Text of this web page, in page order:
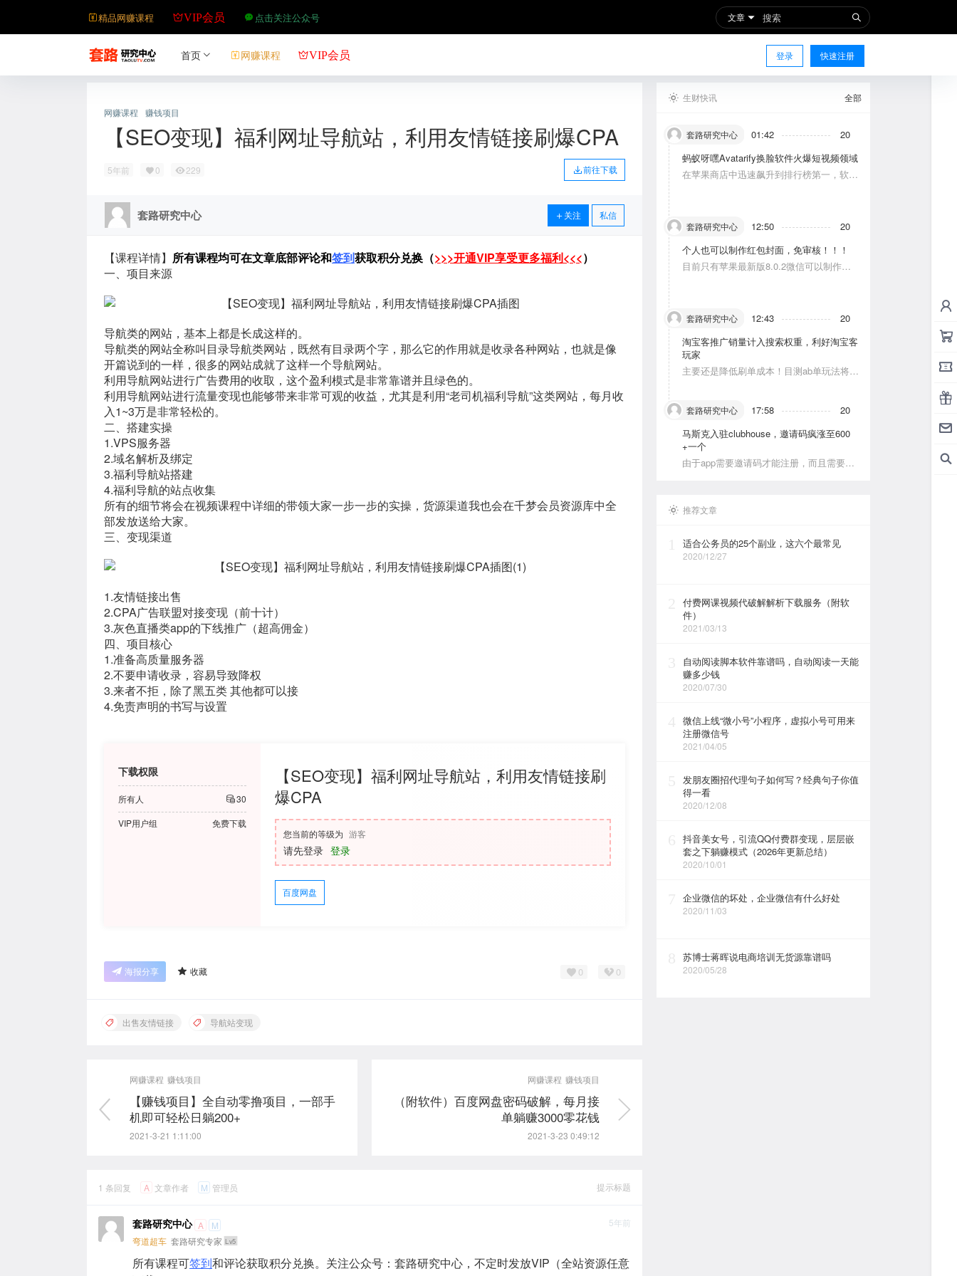
精品网赚课程 VIP会员 点击关注公众号 文章
登录 快速注册
首页 网赚课程 VIP会员
网赚课程 赚钱项目
【SEO变现】福利网址导航站，利用友情链接刷爆CPA
5年前 0 229 前往下载
套路研究中心 关注 私信
【课程详情】 所有课程均可在文章底部评论和签到获取积分兑换（>>>开通VIP享受更多福利<<<）
一、项目来源
导航类的网站，基本上都是长成这样的。
导航类的网站全称叫目录导航类网站，既然有目录两个字，那么它的作用就是收录各种网站，也就是像
开篇说到的一样，很多的网站成就了这样一个导航网站。
利用导航网站进行广告费用的收取，这个盈利模式是非常靠谱并且绿色的。
利用导航网站进行流量变现也能够带来非常可观的收益，尤其是利用“老司机福利导航”这类网站，每月收
入1~3万是非常轻松的。
二、搭建实操
1.VPS服务器
2.域名解析及绑定
3.福利导航站搭建
4.福利导航的站点收集
所有的细节将会在视频课程中详细的带领大家一步一步的实操，货源渠道我也会在千梦会员资源库中全
部发放送给大家。
三、变现渠道
1.友情链接出售
2.CPA广告联盟对接变现（前十计）
3.灰色直播类app的下线推广（超高佣金）
四、项目核心
1.准备高质量服务器
2.不要申请收录，容易导致降权
3.来者不拒，除了黑五类 其他都可以接
4.免责声明的书写与设置
下载权限
所有人
30
VIP用户组
免费下载
【SEO变现】福利网址导航站，利用友情链接刷
爆CPA
您当前的等级为 游客
请先登录 登录
百度网盘
海报分享 收藏 0 0
出售友情链接 导航站变现
网赚课程 赚钱项目
【赚钱项目】全自动零撸项目，一部手
机即可轻松日躺200+
2021-3-21 1:11:00
网赚课程 赚钱项目
（附软件）百度网盘密码破解，每月接
单躺赚3000零花钱
2021-3-23 0:49:12
1 条回复 A 文章作者 M 管理员 提示标题
套路研究中心 A
M
弯道超车 套路研究专家 Lv5
5年前
所有课程可签到和评论获取积分兑换。关注公众号：套路研究中心，不定时发放VIP（全站资源任意
生财快讯 全部
套路研究中心 01:42
20
蚂蚁呀嘿Avatarify换脸软件火爆短视频领域
在苹果商店中迅速飙升到排行榜第一，软件
套路研究中心 12:50
20
个人也可以制作红包封面，免审核！！！
目前只有苹果最新版8.0.2微信可以制作，
套路研究中心 12:43
20
淘宝客推广销量计入搜索权重，利好淘宝客
玩家
主要还是降低刷单成本！目测ab单玩法将会
套路研究中心 17:58
20
马斯克入驻clubhouse，邀请码疯涨至600
+一个
由于app需要邀请码才能注册，而且需要美
推荐文章
适合公务员的25个副业，这六个最常见
2020/12/27
付费网课视频代破解解析下载服务（附软
件）
2021/03/13
自动阅读脚本软件靠谱吗，自动阅读一天能
赚多少钱
2020/07/30
微信上线“微小号”小程序，虚拟小号可用来
注册微信号
2021/04/05
发朋友圈招代理句子如何写？经典句子你值
得一看
2020/12/08
抖音美女号，引流QQ付费群变现，层层嵌
套之下躺赚模式（2026年更新总结）
2020/10/01
企业微信的坏处，企业微信有什么好处
2020/11/03
苏博士蒋晖说电商培训无货源靠谱吗
2020/05/28